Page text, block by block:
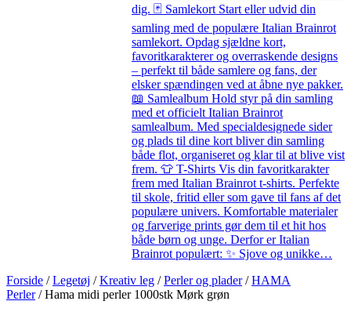
dig. 🃏 Samlekort Start eller udvid din
samling med de populære Italian Brainrot
samlekort. Opdag sjældne kort,
favoritkarakterer og overraskende designs
– perfekt til både samlere og fans, der
elsker spændingen ved at åbne nye pakker.
📖 Samlealbum Hold styr på din samling
med et officielt Italian Brainrot
samlealbum. Med specialdesignede sider
og plads til dine kort bliver din samling
både flot, organiseret og klar til at blive vist
frem. 👕 T-Shirts Vis din favoritkarakter
frem med Italian Brainrot t-shirts. Perfekte
til skole, fritid eller som gave til fans af det
populære univers. Komfortable materialer
og farverige prints gør dem til et hit hos
både børn og unge. Derfor er Italian
Brainrot populært: ✨ Sjove og unikke…
Forside /Legetøj /Kreativ leg /Perler og plader/HAMA
Perler/ Hama midi perler 1000stk Mørk grøn